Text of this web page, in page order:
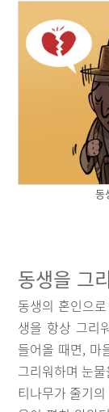
동
동생을 그
동생의 혼인으
생을 항상 그리
들어올 때면, 마
그리워하며 눈
티나무가 줄기